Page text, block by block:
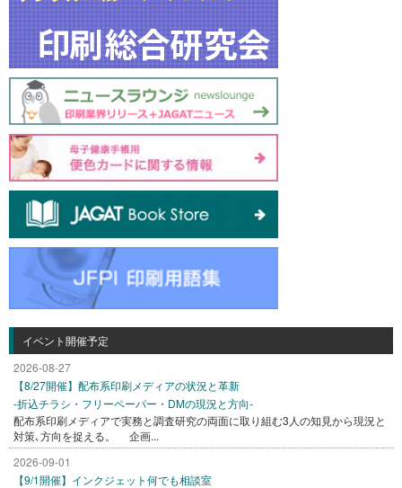
イベント開催予定
2026-08-27
【8/27開催】配布系印刷メディアの状況と革新
-折込チラシ・フリーペーパー・DMの現況と方向-
配布系印刷メディアで実務と調査研究の両面に取り組む3人の知見から現況と
対策､方向を捉える。 企画...
2026-09-01
【9/1開催】インクジェット何でも相談室